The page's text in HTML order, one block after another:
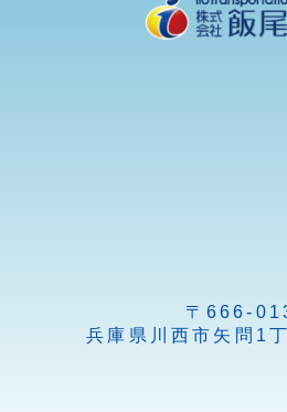
〒666-
兵庫県川西市矢問1